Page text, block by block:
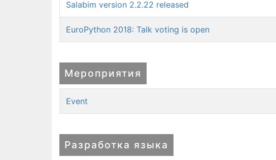
Salabim version 2.2.22 released
EuroPython 2018: Talk voting is open
Мероприятия
Event
Разработка языка